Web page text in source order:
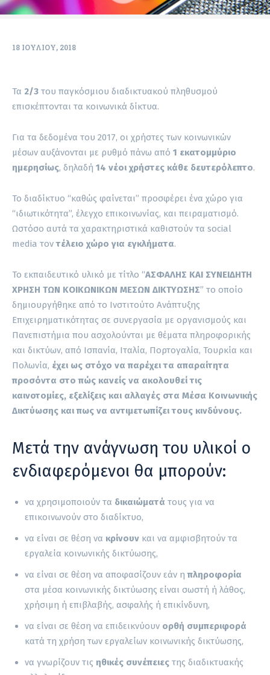
18 ΙΟΥΛΊΟΥ, 2018
Τα 2/3 του παγκόσμιου διαδικτυακού πληθυσμού
επισκέπτονται τα κοινωνικά δίκτυα.
Για τα δεδομένα του 2017, οι χρήστες των κοινωνικών
μέσων αυξάνονται με ρυθμό πάνω από 1 εκατομμύριο
ημερησίως, δηλαδή 14 νέοι χρήστες κάθε δευτερόλεπτο.
Το διαδίκτυο “καθώς φαίνεται” προσφέρει ένα χώρο για
“ιδιωτικότητα”, έλεγχο επικοινωνίας, και πειραματισμό.
Ωστόσο αυτά τα χαρακτηριστικά καθιστούν τα social
media τοντέλειο χώρο για εγκλήματα.
Το εκπαιδευτικό υλικό με τίτλο “ΑΣΦΑΛΗΣ ΚΑΙ ΣΥΝΕΙΔΗΤΗ
ΧΡΗΣΗ ΤΩΝ ΚΟΙΚΩΝΙΚΩΝ ΜΕΣΩΝ ΔΙΚΤΥΩΣΗΣ” το οποίο
δημιουργήθηκε από το Ινστιτούτο Ανάπτυξης
Επιχειρηματικότητας σε συνεργασία με οργανισμούς και
Πανεπιστήμια που ασχολούνται με θέματα πληροφορικής
και δικτύων, από Ισπανία, Ιταλία, Πορτογαλία, Τουρκία και
Πολωνία, έχει ως στόχο να παρέχει τα απαραίτητα
προσόντα στο πώς κανείς να ακολουθεί τις
καινοτομίες, εξελίξεις και αλλαγές στα Μέσα Κοινωνικής
Δικτύωσης και πως να αντιμετωπίζει τους κινδύνους.
Μετά την ανάγνωση του υλικοί ο
ενδιαφερόμενοι θα μπορούν:
να χρησιμοποιούν τα δικαιώματά τους για να
επικοινωνούν στο διαδίκτυο,
να είναι σε θέση να κρίνουν και να αμφισβητούν τα
εργαλεία κοινωνικής δικτύωσης,
να είναι σε θέση να αποφασίζουν εάν ηπληροφορία
στα μέσα κοινωνικής δικτύωσης είναι σωστή ή λάθος,
χρήσιμη ή επιβλαβής, ασφαλής ή επικίνδυνη,
να είναι σε θέση να επιδεικνύουν ορθή συμπεριφορά
κατά τη χρήση των εργαλείων κοινωνικής δικτύωσης,
να γνωρίζουν τις ηθικές συνέπειες της διαδικτυακής